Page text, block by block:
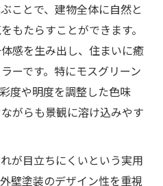
ことで、建物全体に自然と
もたらすことができます。
感を生み出し、住まいに癒
ーです。特にモスグリーン
度や明度を調整した色味
がらも景観に溶け込みやす
が目立ちにくいという実用
壁塗装のデザイン性を重視